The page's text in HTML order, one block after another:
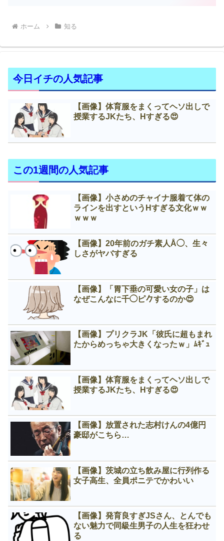
ホーム 知る
今日イチの人気記事
【画像】体育服をまくってヘソ出しで
授業するJKたち、Нすぎる😍
この1週間の人気記事
【画像】小さめのチャイナ服着て体の
ラインを出すというНすぎる文化ｗｗ
ｗｗｗ
【画像】20年前のガチ素人Å◯、生々
しさがヤバすぎる
【画像】「胃下垂の可愛い女の子」は
なぜこんなに千◯ピ𠂊するのか😍
【画像】プリクラJK「彼氏に超もまれ
たからめっちゃ大きくなったｗ」ﾑｷﾞｭ
【画像】体育服をまくってヘソ出しで
授業するJKたち、Нすぎる😍
【画像】放置された志村けんの4億円
豪邸がこちら…
【画像】茨城の立ち飲み屋に行列作る
女子高生、全員ポニテでかわいい
【画像】発育良すぎJSさん、とんでも
ない魅力で同級生男子の人生を狂わせ
る